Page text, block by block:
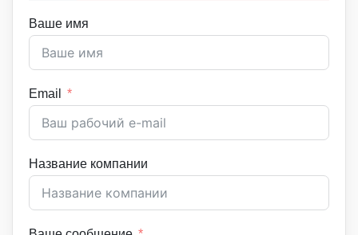
Ваше имя
Email
Название компании